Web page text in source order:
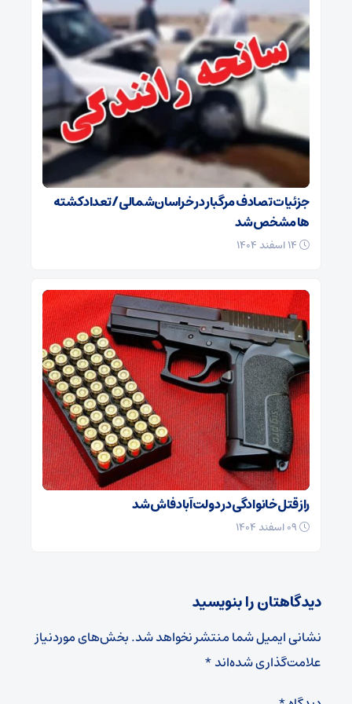
جزئیات تصادف مرگبار در خراسان‌شمالی/ تعداد کشته
ها مشخص شد
راز قتل خانوادگی در دولت‌آباد فاش شد
دیدگاهتان را بنویسید
نشانی ایمیل شما منتشر نخواهد شد.بخش‌های موردنیاز
علامت‌گذاری شده‌اند*